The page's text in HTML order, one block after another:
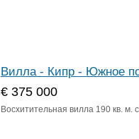
Вилла - Кипр - Южное
€ 375 000
Восхитительная вилла 190 кв. м.